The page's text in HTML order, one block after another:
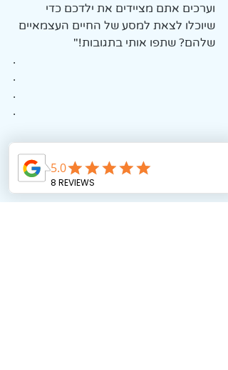
וערכים אתם מציידים את ילדכם כדי
שיוכלו לצאת למסע של החיים העצמאיים
שלהם? שתפו אותי בתגובות!"
.
.
.
.